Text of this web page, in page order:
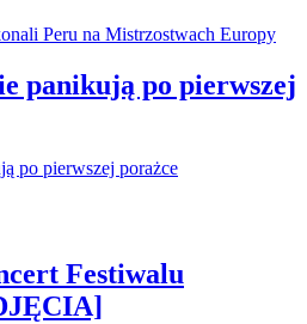
panikują po pierwszej
Festiwalu